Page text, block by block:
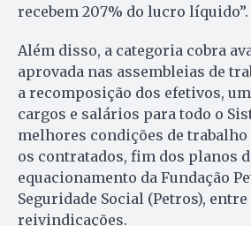
recebem 207% do lucro líquido”.
Além disso, a categoria cobra
aprovada nas assembleias de
a recomposição dos efetivos,
cargos e salários para todo o
melhores condições de trabalho
os contratados, fim dos planos
equacionamento da Fundação
Seguridade Social (Petros),
reivindicações.